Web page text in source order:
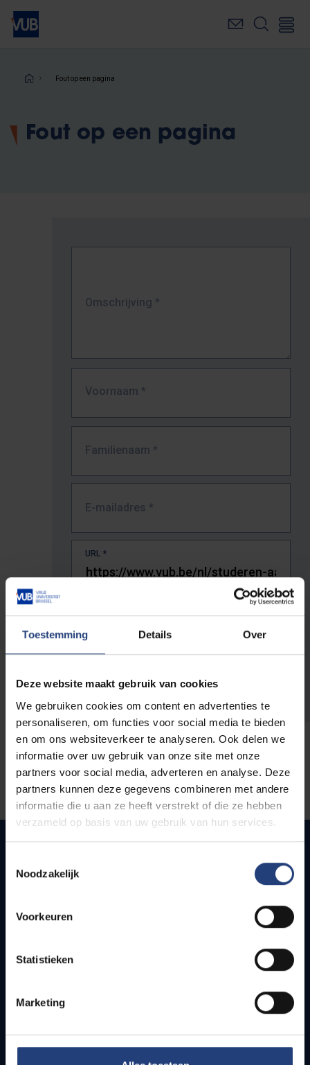
Toestemming Details Over
Deze website maakt gebruik van cookies
We gebruiken cookies om content en advertenties te
personaliseren, om functies voor social media te bieden
en om ons websiteverkeer te analyseren. Ook delen we
informatie over uw gebruik van onze site met onze
partners voor social media, adverteren en analyse. Deze
partners kunnen deze gegevens combineren met andere
informatie die u aan ze heeft verstrekt of die ze hebben
verzameld op basis van uw gebruik van hun services.
Noodzakelijk
Voorkeuren
Statistieken
Marketing
Overslaan
naar
inhoudKruimelpad
Fout op een pagina
Fout op een pagina
Omschrijving *
Voornaam *
Familienaam *
E-mailadres *
URL *
De volledige URL van de pagina waar je de fout zag.
Snel naar
Bereikbaarheid